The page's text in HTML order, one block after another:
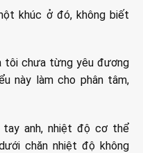
khúc ở đó, không biết
tôi chưa từng yêu đương
này làm cho phân tâm,
anh, nhiệt độ cơ thể
chăn nhiệt độ không